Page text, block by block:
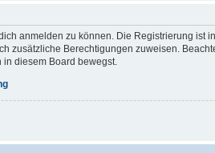
anmelden zu können. Die Registrierung
zusätzliche Berechtigungen zuweisen.
diesem Board bewegst.